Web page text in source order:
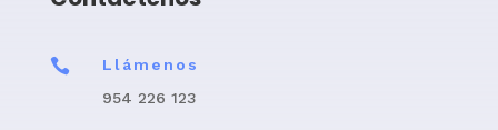

Llámenos
954 226 123